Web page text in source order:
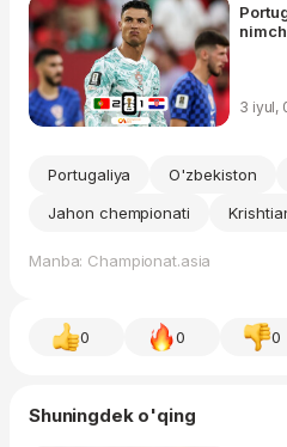
3 iyul,
Portugaliya O'zbekiston
Jahon chempionati
Manba: Championat.asia
0 0 0
Shuningdek o'qing